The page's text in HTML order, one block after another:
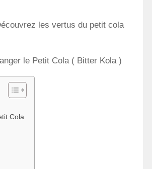
les vertus du petit cola
le Petit Cola ( Bitter Kola )
Cola